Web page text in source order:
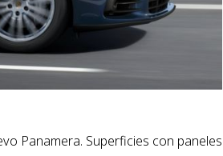
Panamera. Superficies con paneles